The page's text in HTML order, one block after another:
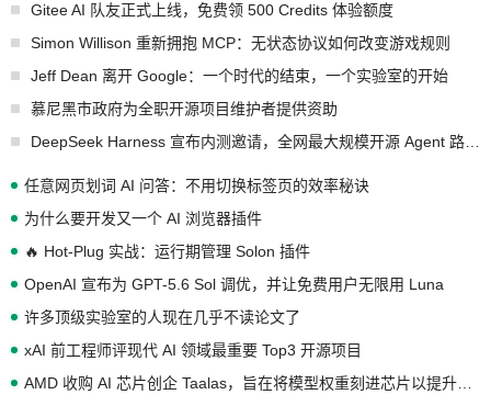
Gitee AI 队友正式上线，免费领 500 Credits 体验额度
Simon Willison 重新拥抱 MCP：无状态协议如何改变游戏规则
Jeff Dean 离开 Google：一个时代的结束，一个实验室的开始
慕尼黑市政府为全职开源项目维护者提供资助
任意网页划词 AI 问答：不用切换标签页的效率秘诀
为什么要开发又一个 AI 浏览器插件
🔥 Hot-Plug 实战：运行期管理 Solon 插件
OpenAI 宣布为 GPT-5.6 Sol 调优，并让免费用户无限用 Luna
许多顶级实验室的人现在几乎不读论文了
xAI 前工程师评现代 AI 领域最重要 Top3 开源项目